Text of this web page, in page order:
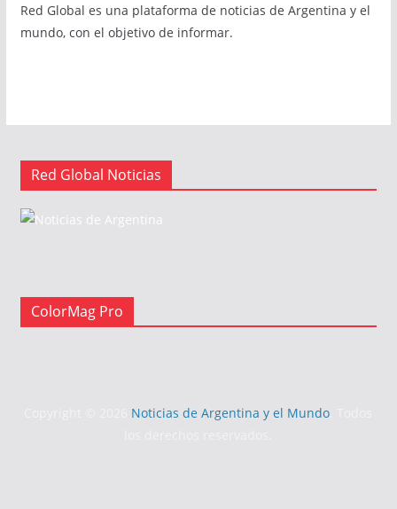
Red Global es una plataforma de noticias de Argentina y el
mundo, con el objetivo de informar.
Red Global Noticias
ColorMag Pro
Noticias de Argentina y el Mundo